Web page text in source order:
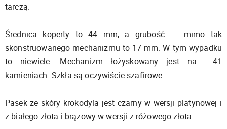
tarczą.
Średnica koperty to 44 mm, a grubość - mimo tak
skonstruowanego mechanizmu to 17 mm. W tym wypadku
to niewiele. Mechanizm łożyskowany jest na 41
kamieniach. Szkła są oczywiście szafirowe.
Pasek ze skóry krokodyla jest czarny w wersji platynowej i
z białego złota i brązowy w wersji z różowego złota.